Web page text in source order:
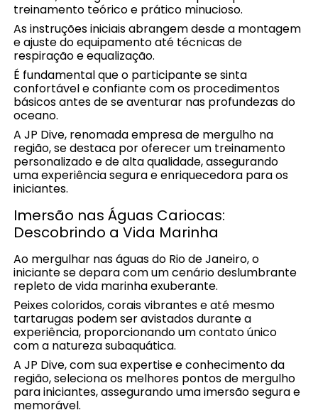
treinamento teórico e prático minucioso.
As instruções iniciais abrangem desde a montagem
e ajuste do equipamento até técnicas de
respiração e equalização.
É fundamental que o participante se sinta
confortável e confiante com os procedimentos
básicos antes de se aventurar nas profundezas do
oceano.
A JP Dive, renomada empresa de mergulho na
região, se destaca por oferecer um treinamento
personalizado e de alta qualidade, assegurando
uma experiência segura e enriquecedora para os
iniciantes.
Imersão nas Águas Cariocas:
Descobrindo a Vida Marinha
Ao mergulhar nas águas do Rio de Janeiro, o
iniciante se depara com um cenário deslumbrante
repleto de vida marinha exuberante.
Peixes coloridos, corais vibrantes e até mesmo
tartarugas podem ser avistados durante a
experiência, proporcionando um contato único
com a natureza subaquática.
A JP Dive, com sua expertise e conhecimento da
região, seleciona os melhores pontos de mergulho
para iniciantes, assegurando uma imersão segura e
memorável.